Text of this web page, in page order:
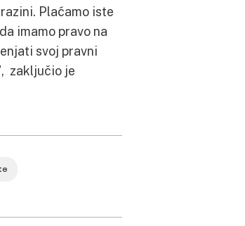
Plaćamo iste
imamo pravo na
svoj pravni
zaključio je